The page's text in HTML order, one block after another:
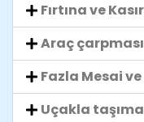
Fırtına ve
Araç çarpması
Fazla Mesai
Uçakla